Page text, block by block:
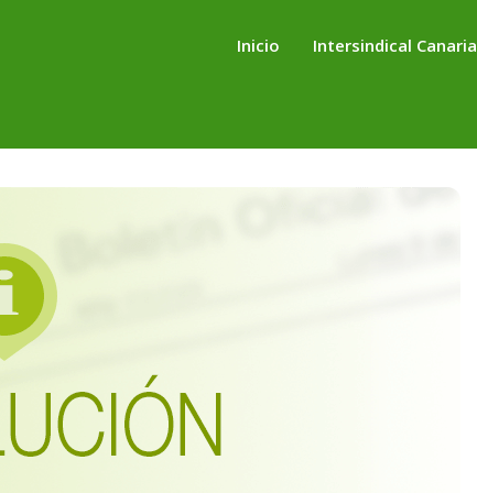
Inicio Intersindical Canaria